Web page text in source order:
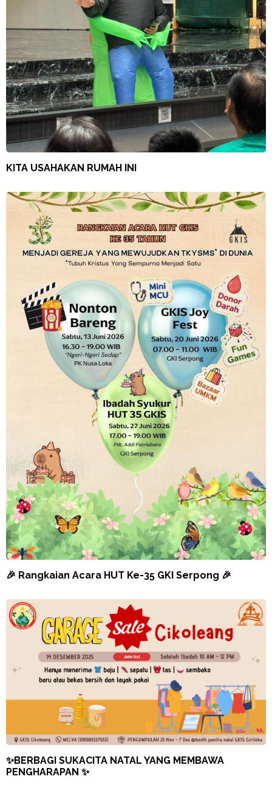
KITA USAHAKAN RUMAH INI
🎉 Rangkaian Acara HUT Ke-35 GKI Serpong 🎉
✨BERBAGI SUKACITA NATAL YANG MEMBAWA
PENGHARAPAN ✨